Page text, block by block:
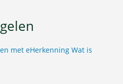
met eHerkenning Wat is